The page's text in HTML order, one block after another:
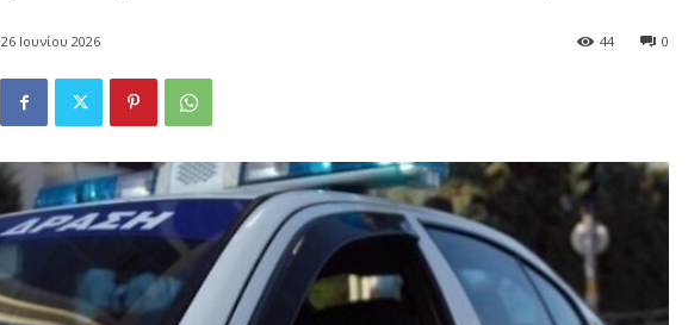
26 Ιουνίου 2026 0
44